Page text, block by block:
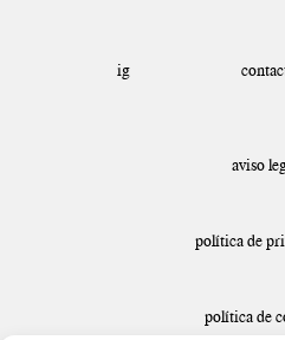
ig
aviso
política de
política de